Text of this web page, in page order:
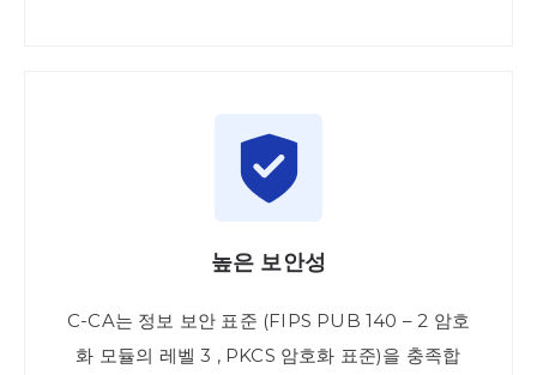
높은 보안성
C-CA는 정보 보안 표준 (FIPS PUB 140 – 2 암호
화 모듈의 레벨 3 , PKCS 암호화 표준)을 충족합